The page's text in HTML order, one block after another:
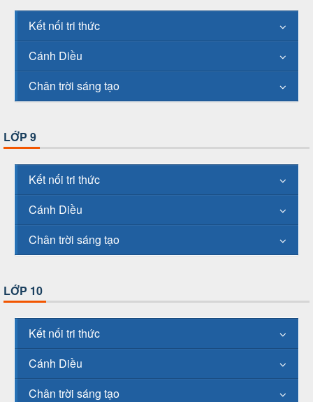
Kết nối tri thức
Cánh Diều
Chân trời sáng tạo
LỚP 9
Kết nối tri thức
Cánh Diều
Chân trời sáng tạo
LỚP 10
Kết nối tri thức
Cánh Diều
Chân trời sáng tạo